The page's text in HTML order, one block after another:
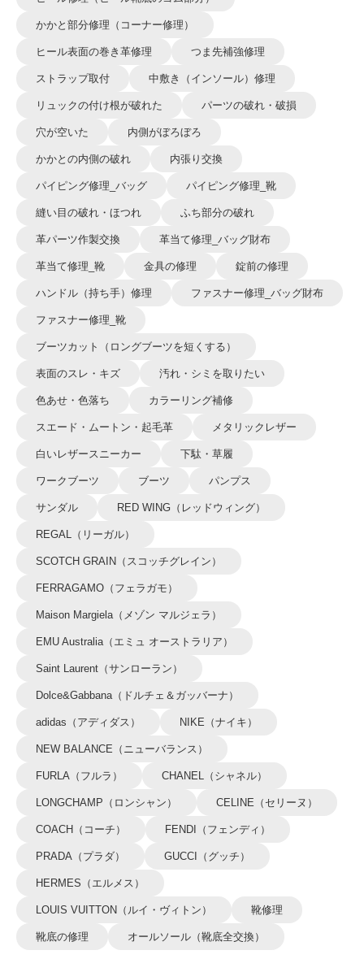
かかと部分修理（コーナー修理）
ヒール表面の巻き革修理 つま先補強修理
ストラップ取付 中敷き（インソール）修理
リュックの付け根が破れた パーツの破れ・破損
穴が空いた 内側がぼろぼろ
かかとの内側の破れ 内張り交換
パイピング修理_バッグ パイピング修理_靴
縫い目の破れ・ほつれ ふち部分の破れ
革パーツ作製交換 革当て修理_バッグ財布
革当て修理_靴 金具の修理 錠前の修理
ハンドル（持ち手）修理 ファスナー修理_バッグ財布
ファスナー修理_靴
ブーツカット（ロングブーツを短くする）
表面のスレ・キズ 汚れ・シミを取りたい
色あせ・色落ち カラーリング補修
スエード・ムートン・起毛革 メタリックレザー
白いレザースニーカー 下駄・草履
ワークブーツ ブーツ パンプス
サンダル RED WING（レッドウィング）
REGAL（リーガル）
SCOTCH GRAIN（スコッチグレイン）
FERRAGAMO（フェラガモ）
Maison Margiela（メゾン マルジェラ）
EMU Australia（エミュ オーストラリア）
Saint Laurent（サンローラン）
Dolce&Gabbana（ドルチェ＆ガッバーナ）
adidas（アディダス） NIKE（ナイキ）
NEW BALANCE（ニューバランス）
FURLA（フルラ） CHANEL（シャネル）
LONGCHAMP（ロンシャン） CELINE（セリーヌ）
COACH（コーチ） FENDI（フェンディ）
PRADA（プラダ） GUCCI（グッチ）
HERMES（エルメス）
LOUIS VUITTON（ルイ・ヴィトン） 靴修理
靴底の修理 オールソール（靴底全交換）